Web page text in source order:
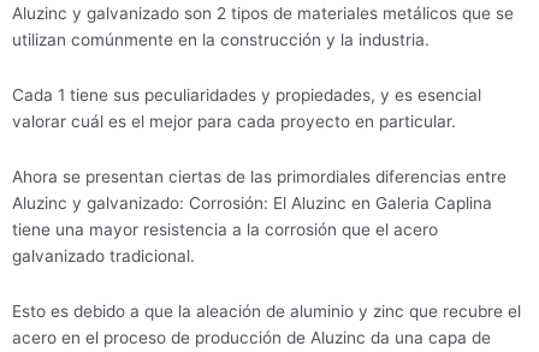
Aluzinc y galvanizado son 2 tipos de materiales metálicos que se
utilizan comúnmente en la construcción y la industria.
Cada 1 tiene sus peculiaridades y propiedades, y es esencial
valorar cuál es el mejor para cada proyecto en particular.
Ahora se presentan ciertas de las primordiales diferencias entre
Aluzinc y galvanizado: Corrosión: El Aluzinc en Galeria Caplina
tiene una mayor resistencia a la corrosión que el acero
galvanizado tradicional.
Esto es debido a que la aleación de aluminio y zinc que recubre el
acero en el proceso de producción de Aluzinc da una capa de